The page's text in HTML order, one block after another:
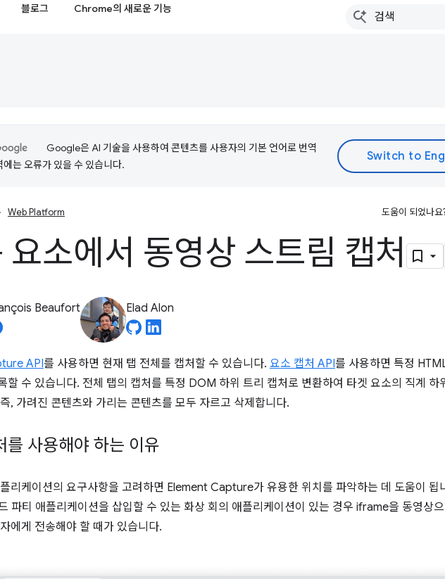
블로그 Chrome의 새로운 기능
Google은 AI 기술을 사용하여 콘텐츠를 사용자의 기본 언어로 번역
는 오류가 있을 수 있습니다.
Web Platform 도움이 되었나요
요소에서 동영상 스트림 캡처
Beaufort Elad Alon
API를 사용하면 현재 탭 전체를 캡처할 수 있습니다. 요소 캡처 API를 사용하면 특정
할 수 있습니다. 전체 탭의 캡처를 특정 DOM 하위 트리 캡처로 변환하여 타겟 요소의 직계 하
, 가려진 콘텐츠와 가리는 콘텐츠를 모두 자르고 삭제합니다.
를 사용해야 하는 이유
리케이션의 요구사항을 고려하면 Element Capture가 유용한 위치를 파악하는 데 도움이 됩
파티 애플리케이션을 삽입할 수 있는 화상 회의 애플리케이션이 있는 경우 iframe을 동영상
에게 전송해야 할 때가 있습니다.